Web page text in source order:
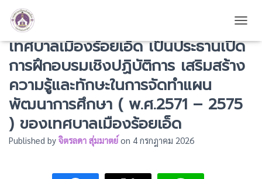
ดร.นุชากร มาศฉมาดล รองนายก
เทศบาลเมืองร้อยเอ็ด เป็นประธานเปิด
การฝึกอบรมเชิงปฏิบัติการ เสริมสร้าง
ความรู้และทักษะในการจัดทำแผน
พัฒนาการศึกษา ( พ.ศ.2571 – 2575
) ของเทศบาลเมืองร้อยเอ็ด
Published by จิตรลดา สุ่มมาตย์ on 4 กรกฎาคม 2026